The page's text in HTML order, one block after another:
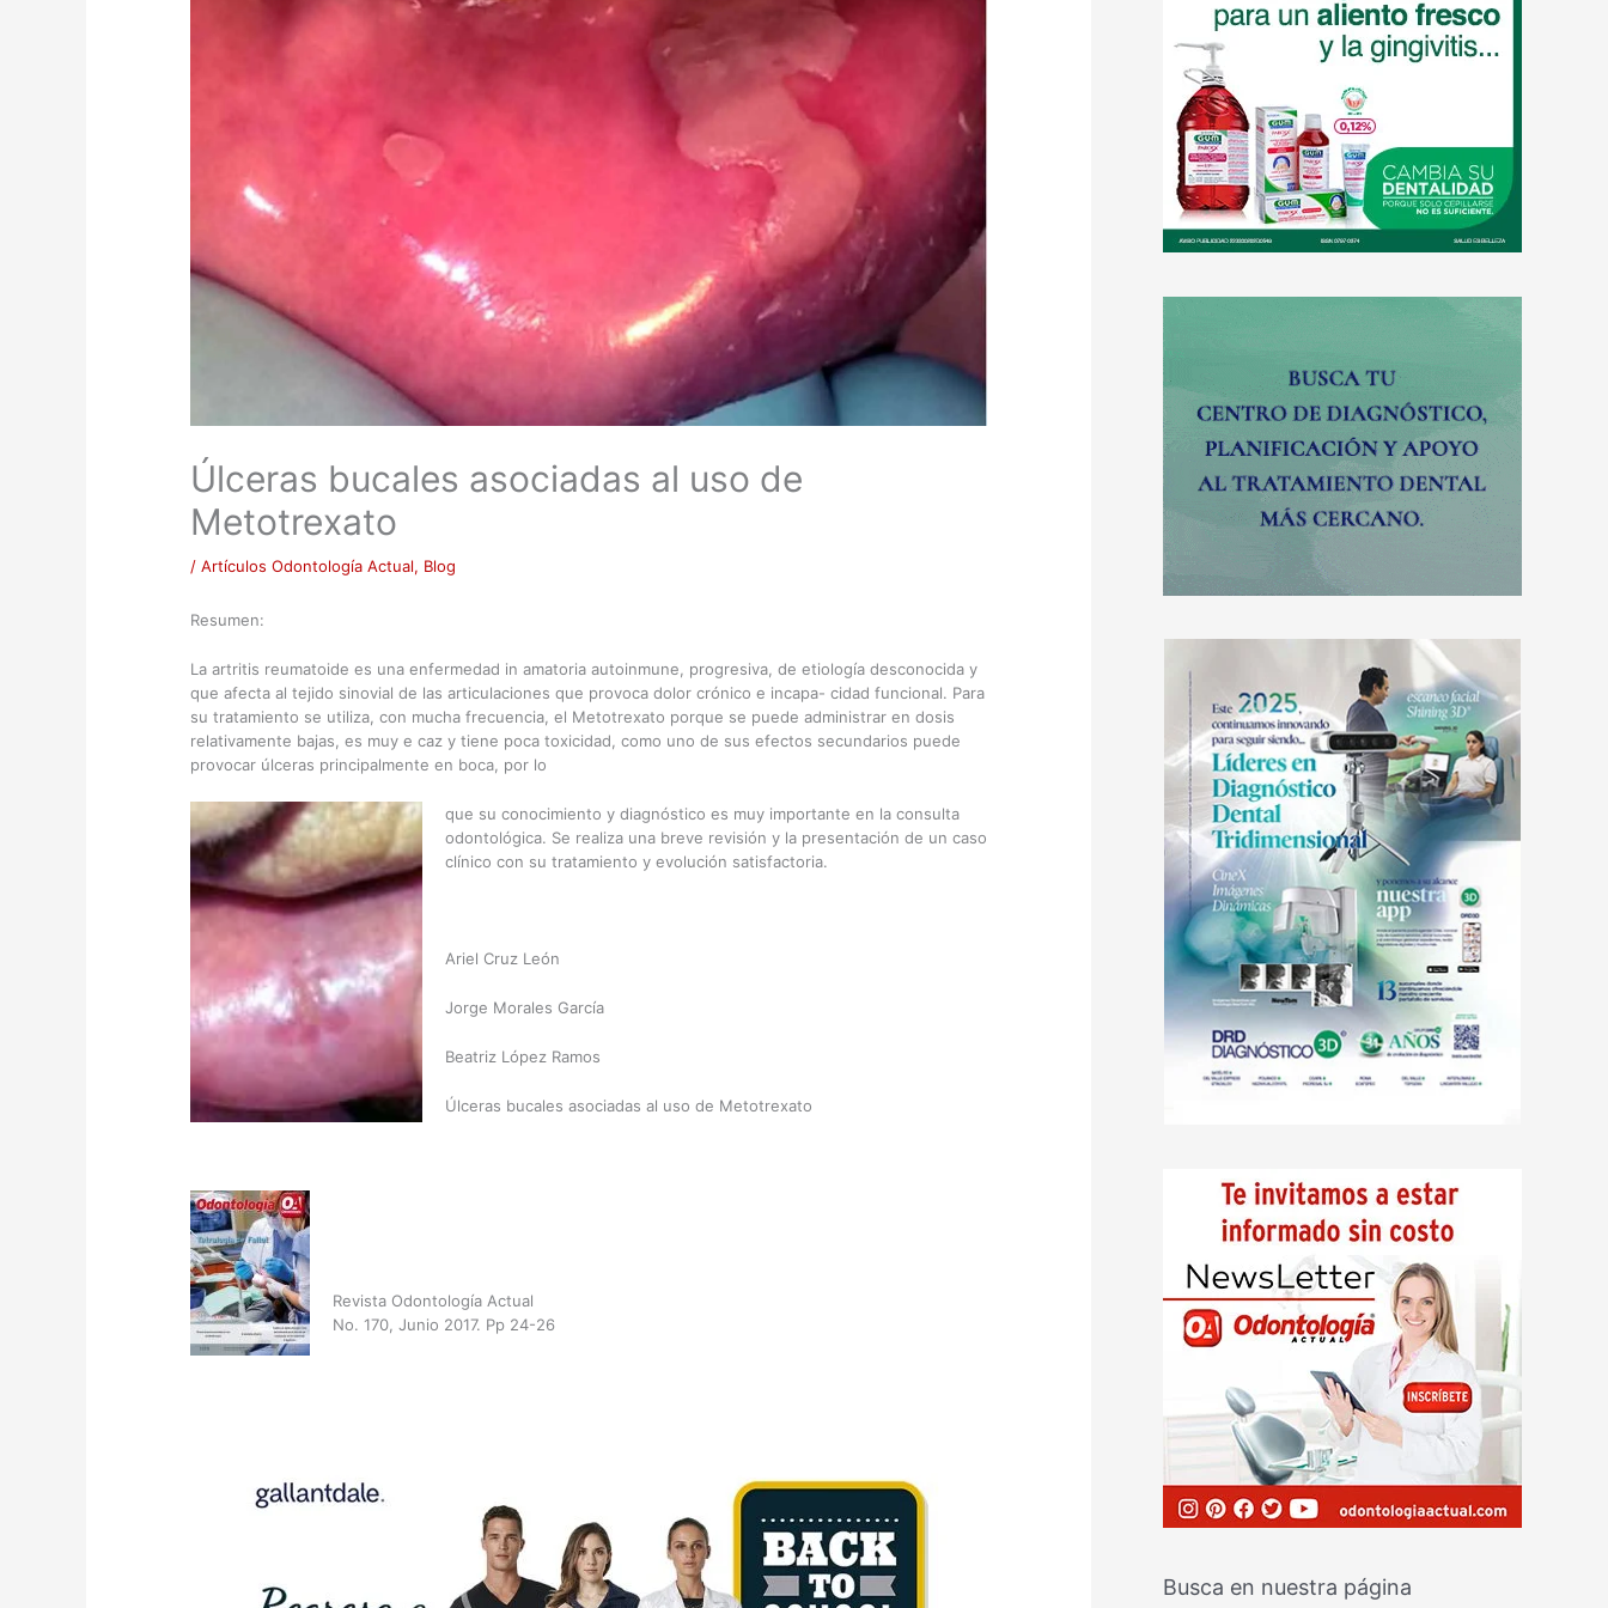
Úlceras bucales asociadas al uso de
Metotrexato
/ Artículos Odontología Actual, Blog
Resumen:
La artritis reumatoide es una enfermedad in amatoria autoinmune, progresiva, de etiología desconocida y
que afecta al tejido sinovial de las articulaciones que provoca dolor crónico e incapa- cidad funcional. Para
su tratamiento se utiliza, con mucha frecuencia, el Metotrexato porque se puede administrar en dosis
relativamente bajas, es muy e caz y tiene poca toxicidad, como uno de sus efectos secundarios puede
provocar úlceras principalmente en boca, por lo
que su conocimiento y diagnóstico es muy importante en la consulta
odontológica. Se realiza una breve revisión y la presentación de un caso
clínico con su tratamiento y evolución satisfactoria.
Ariel Cruz León
Jorge Morales García
Beatriz López Ramos
Úlceras bucales asociadas al uso de Metotrexato
Revista Odontología Actual
No. 170, Junio 2017. Pp 24-26
Busca en nuestra página